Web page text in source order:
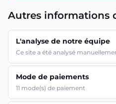
Autres informations
L'analyse de notre équipe
Ce site a été analysé
Mode de paiements
11 mode(s) de paiement